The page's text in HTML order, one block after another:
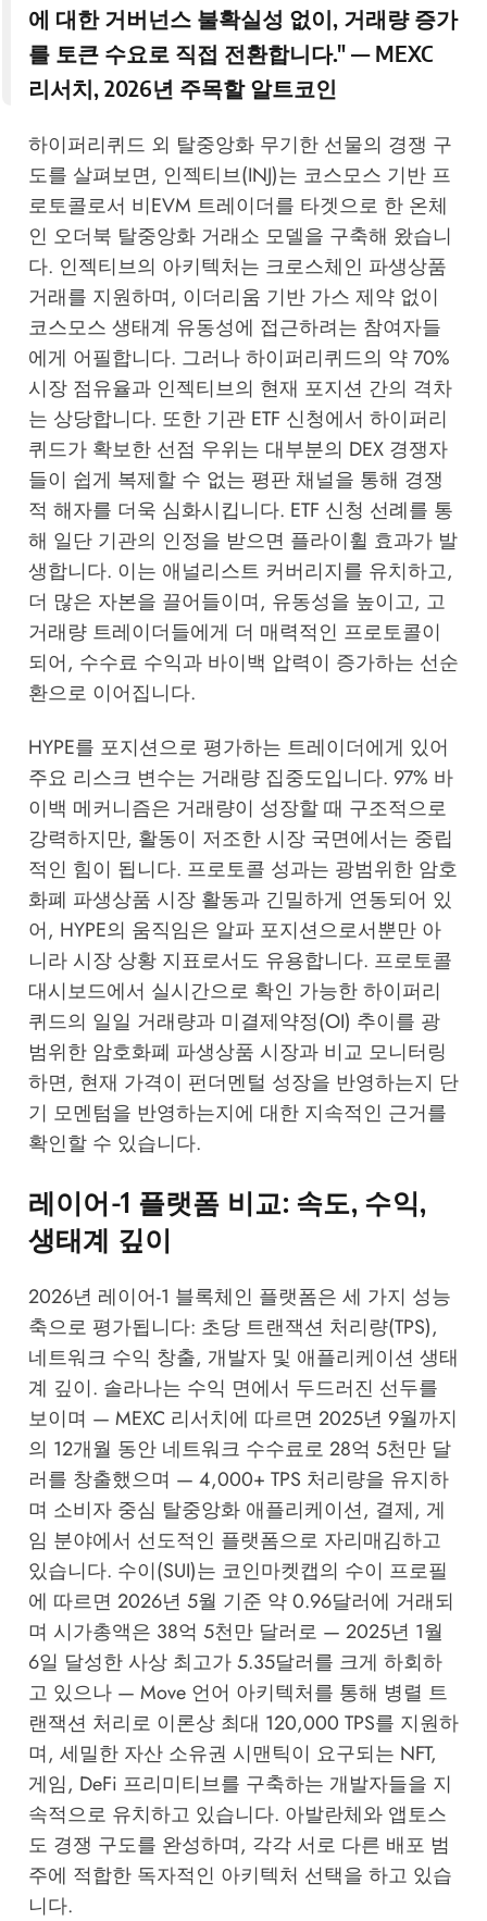
에 대한 거버넌스 불확실성 없이, 거래량 증가
를 토큰 수요로 직접 전환합니다." — MEXC
리서치, 2026년 주목할 알트코인
하이퍼리퀴드 외 탈중앙화 무기한 선물의 경쟁 구
도를 살펴보면, 인젝티브(INJ)는 코스모스 기반 프
로토콜로서 비EVM 트레이더를 타겟으로 한 온체
인 오더북 탈중앙화 거래소 모델을 구축해 왔습니
다. 인젝티브의 아키텍처는 크로스체인 파생상품
거래를 지원하며, 이더리움 기반 가스 제약 없이
코스모스 생태계 유동성에 접근하려는 참여자들
에게 어필합니다. 그러나 하이퍼리퀴드의 약 70%
시장 점유율과 인젝티브의 현재 포지션 간의 격차
는 상당합니다. 또한 기관 ETF 신청에서 하이퍼리
퀴드가 확보한 선점 우위는 대부분의 DEX 경쟁자
들이 쉽게 복제할 수 없는 평판 채널을 통해 경쟁
적 해자를 더욱 심화시킵니다. ETF 신청 선례를 통
해 일단 기관의 인정을 받으면 플라이휠 효과가 발
생합니다. 이는 애널리스트 커버리지를 유치하고,
더 많은 자본을 끌어들이며, 유동성을 높이고, 고
거래량 트레이더들에게 더 매력적인 프로토콜이
되어, 수수료 수익과 바이백 압력이 증가하는 선순
환으로 이어집니다.
HYPE를 포지션으로 평가하는 트레이더에게 있어
주요 리스크 변수는 거래량 집중도입니다. 97% 바
이백 메커니즘은 거래량이 성장할 때 구조적으로
강력하지만, 활동이 저조한 시장 국면에서는 중립
적인 힘이 됩니다. 프로토콜 성과는 광범위한 암호
화폐 파생상품 시장 활동과 긴밀하게 연동되어 있
어, HYPE의 움직임은 알파 포지션으로서뿐만 아
니라 시장 상황 지표로서도 유용합니다. 프로토콜
대시보드에서 실시간으로 확인 가능한 하이퍼리
퀴드의 일일 거래량과 미결제약정(OI) 추이를 광
범위한 암호화폐 파생상품 시장과 비교 모니터링
하면, 현재 가격이 펀더멘털 성장을 반영하는지 단
기 모멘텀을 반영하는지에 대한 지속적인 근거를
확인할 수 있습니다.
레이어-1 플랫폼 비교: 속도, 수익,
생태계 깊이
2026년 레이어-1 블록체인 플랫폼은 세 가지 성능
축으로 평가됩니다: 초당 트랜잭션 처리량(TPS),
네트워크 수익 창출, 개발자 및 애플리케이션 생태
계 깊이. 솔라나는 수익 면에서 두드러진 선두를
보이며 — MEXC 리서치에 따르면 2025년 9월까지
의 12개월 동안 네트워크 수수료로 28억 5천만 달
러를 창출했으며 — 4,000+ TPS 처리량을 유지하
며 소비자 중심 탈중앙화 애플리케이션, 결제, 게
임 분야에서 선도적인 플랫폼으로 자리매김하고
있습니다. 수이(SUI)는 코인마켓캡의 수이 프로필
에 따르면 2026년 5월 기준 약 0.96달러에 거래되
며 시가총액은 38억 5천만 달러로 — 2025년 1월
6일 달성한 사상 최고가 5.35달러를 크게 하회하
고 있으나 — Move 언어 아키텍처를 통해 병렬 트
랜잭션 처리로 이론상 최대 120,000 TPS를 지원하
며, 세밀한 자산 소유권 시맨틱이 요구되는 NFT,
게임, DeFi 프리미티브를 구축하는 개발자들을 지
속적으로 유치하고 있습니다. 아발란체와 앱토스
도 경쟁 구도를 완성하며, 각각 서로 다른 배포 범
주에 적합한 독자적인 아키텍처 선택을 하고 있습
니다.